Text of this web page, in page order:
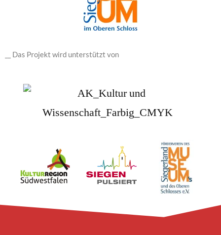
__ Das Projekt wird unterstützt von